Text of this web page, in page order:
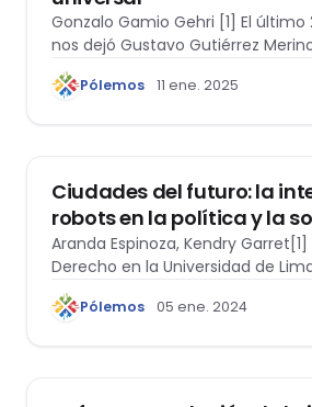
Gonzalo Gamio Gehri [1] El
nos dejó Gustavo Gutiérrez
Pólemos 11 ene. 2025
Ciudades del futuro: la
robots en la política y la
Aranda Espinoza, Kendry
Derecho en la Universidad de
Pólemos 05 ene. 2024